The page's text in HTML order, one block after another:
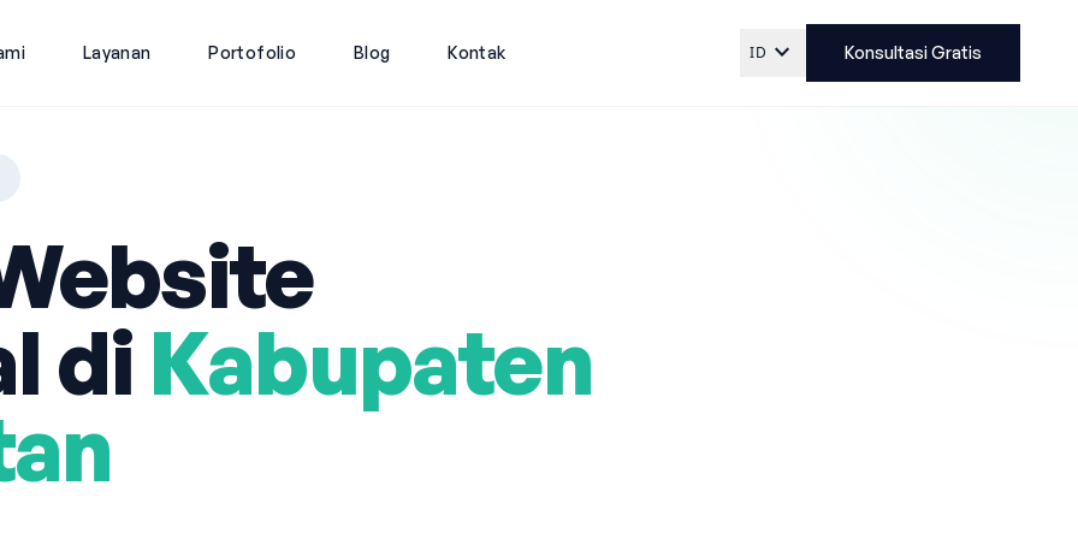
Layanan Portofolio Blog Kontak ID expand_more Konsultasi Gratis
di Kabupaten